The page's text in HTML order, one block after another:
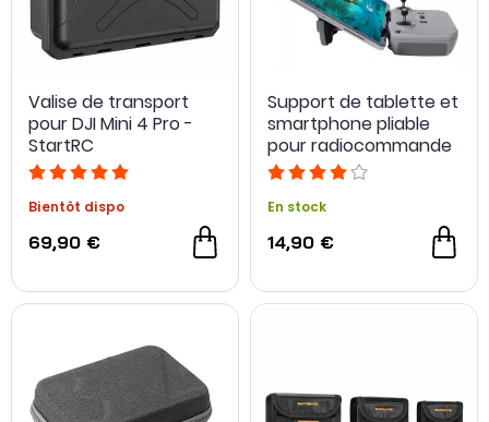
Valise de transport
pour DJI Mini 4 Pro -
StartRC
Bientôt dispo
69,90 €
Support de tablette et
smartphone pliable
pour radiocommande
DJI RC-N1 - Sunnylife
En stock
14,90 €